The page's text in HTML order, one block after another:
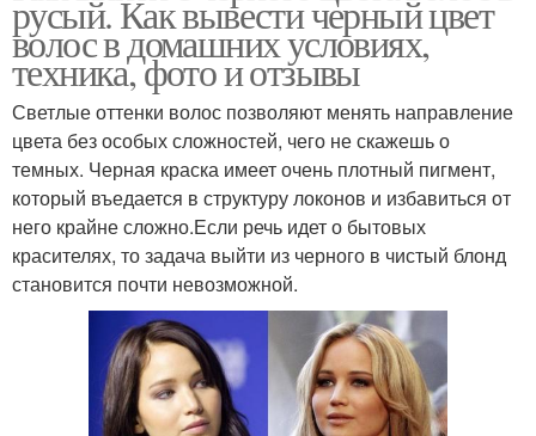
русый. Как вывести черный цвет
волос в домашних условиях,
техника, фото и отзывы
Светлые оттенки волос позволяют менять направление
цвета без особых сложностей, чего не скажешь о
темных. Черная краска имеет очень плотный пигмент,
который въедается в структуру локонов и избавиться от
него крайне сложно.Если речь идет о бытовых
красителях, то задача выйти из черного в чистый блонд
становится почти невозможной.